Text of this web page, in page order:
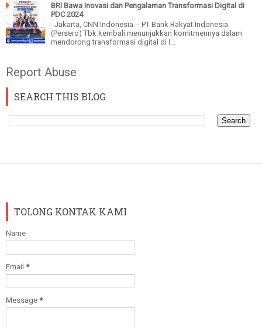
BRI Bawa Inovasi dan Pengalaman Transformasi Digital di
PDC 2024
Jakarta, CNN Indonesia -- PT Bank Rakyat Indonesia
(Persero) Tbk kembali menunjukkan komitmennya dalam
mendorong transformasi digital di I...
Report Abuse
SEARCH THIS BLOG
TOLONG KONTAK KAMI
Name
Email *
Message *